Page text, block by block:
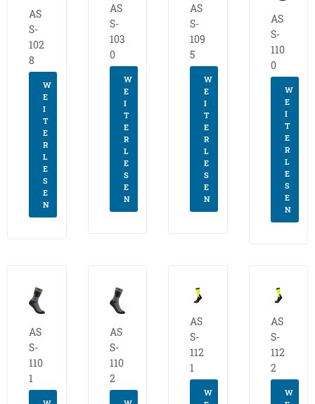
AS
S-
102
8
W
E
I
T
E
R
L
E
S
E
N
AS
S-
103
0
W
E
I
T
E
R
L
E
S
E
N
AS
S-
109
5
W
E
I
T
E
R
L
E
S
E
N
AS
S-
110
0
W
E
I
T
E
R
L
E
S
E
N
AS
S-
110
1
AS
S-
110
2
AS
S-
112
1
W
AS
S-
112
2
W